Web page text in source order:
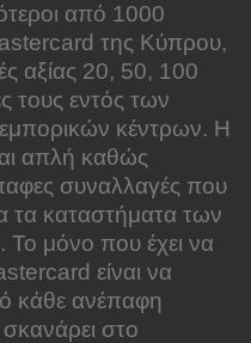
από 1000
της Κύπρου,
αξίας 20, 50, 100
τους εντός των
κέντρων. Η
απλή καθώς
συναλλαγές που
τα καταστήματα των
Το μόνο που έχει να
είναι να
κάθε ανέπαφη
στο